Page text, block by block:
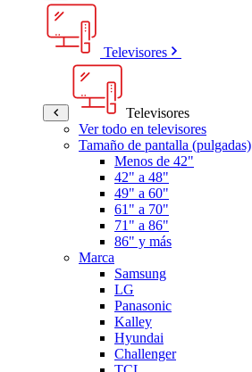
Televisores
Televisores
Ver todo en televisores
Tamaño de pantalla (pulgadas)
Menos de 42"
42" a 48"
49" a 60"
61" a 70"
71" a 86"
86" y más
Marca
Samsung
LG
Panasonic
Kalley
Hyundai
Challenger